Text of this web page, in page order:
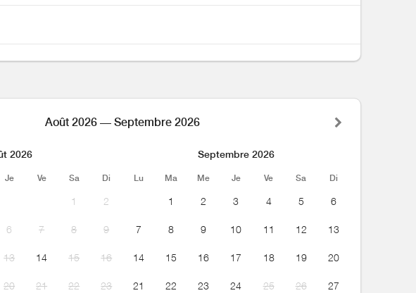
Août 2026 — Septembre 2026
2026
Je Ve Sa Di
1 2
6 7 8 9
13 14 15 16
20 21 22 23
Septembre 2026
Lu Ma Me Je Ve Sa Di
1 2 3 4 5 6
7 8 9 10 11 12 13
14 15 16 17 18 19 20
21 22 23 24 25 26 27